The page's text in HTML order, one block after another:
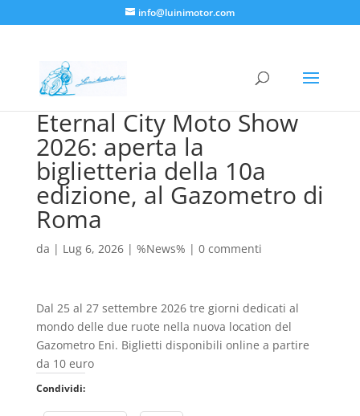
info@luinimotor.com
Eternal City Moto Show
2026: aperta la
biglietteria della 10a
edizione, al Gazometro di
Roma
da | Lug 6, 2026| %News% | 0 commenti
Dal 25 al 27 settembre 2026 tre giorni dedicati al
mondo delle due ruote nella nuova location del
Gazometro Eni. Biglietti disponibili online a partire
da 10 euro
Condividi: